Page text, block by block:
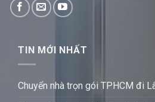
TIN MỚI NHẤT
Chuyển nhà trọn gói TPHCM đi